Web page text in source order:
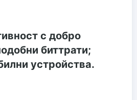
с добро
биттрати;
устройства.